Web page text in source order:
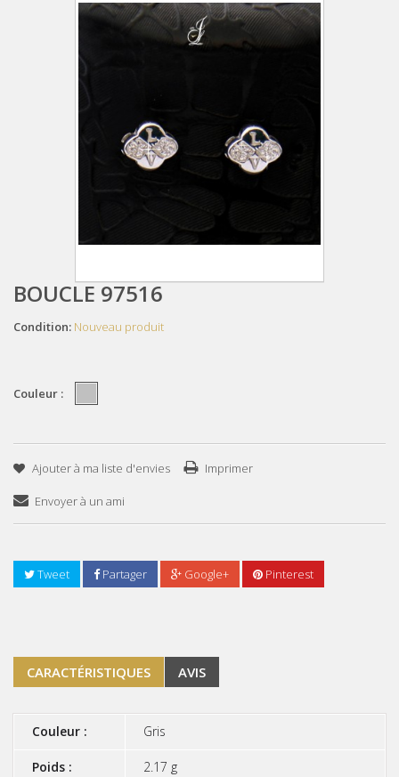
BOUCLE 97516
Condition: Nouveau produit
Couleur :
Ajouter à ma liste d'envies Imprimer
Envoyer à un ami
Tweet Partager Google+ Pinterest
CARACTÉRISTIQUES AVIS
Couleur : Gris
Poids : 2.17 g